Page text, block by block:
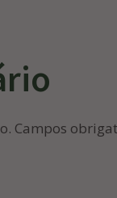
Campos